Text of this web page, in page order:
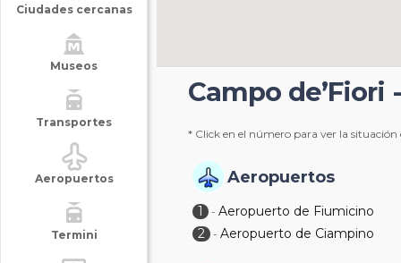
Ciudades cercanas
Museos
Transportes
Aeropuertos
Termini
Campo de’Fiori
* Click en el número para ver la situación
Aeropuertos
1 -Aeropuerto de Fiumicino
2 -Aeropuerto de Ciampino